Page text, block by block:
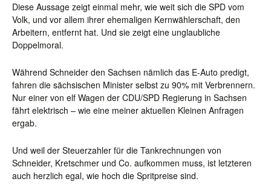
Diese Aussage zeigt einmal mehr, wie weit sich die SPD vom
Volk, und vor allem ihrer ehemaligen Kernwählerschaft, den
Arbeitern, entfernt hat. Und sie zeigt eine unglaubliche
Doppelmoral.
Während Schneider den Sachsen nämlich das E-Auto predigt,
fahren die sächsischen Minister selbst zu 90% mit Verbrennern.
Nur einer von elf Wagen der CDU/SPD Regierung in Sachsen
fährt elektrisch – wie eine meiner aktuellen Kleinen Anfragen
ergab.
Und weil der Steuerzahler für die Tankrechnungen von
Schneider, Kretschmer und Co. aufkommen muss, ist letzteren
auch herzlich egal, wie hoch die Spritpreise sind.